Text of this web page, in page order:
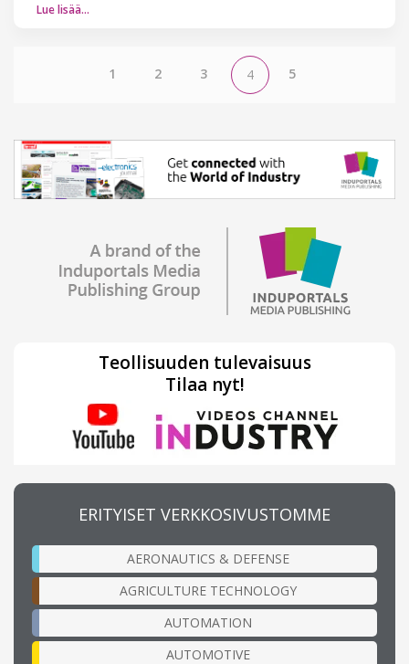
Lue lisää…
1 2 3 4 5
Teollisuuden tulevaisuus
Tilaa nyt!
ERITYISET VERKKOSIVUSTOMME
AERONAUTICS & DEFENSE
AGRICULTURE TECHNOLOGY
AUTOMATION
AUTOMOTIVE